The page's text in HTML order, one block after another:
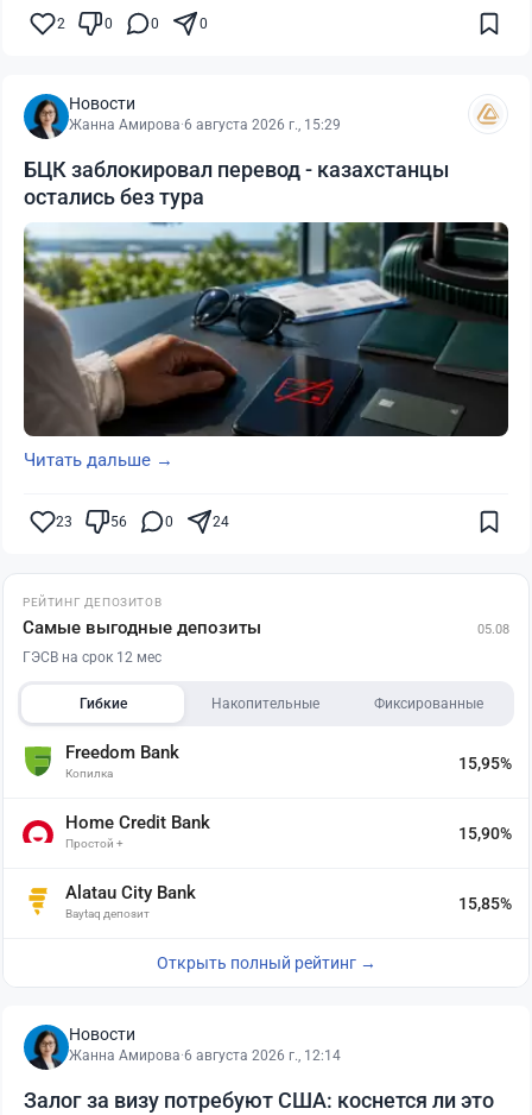
2 0 0 0
Новости
Жанна Амирова·6 августа 2026 г., 15:29
БЦК заблокировал перевод - казахстанцы
остались без тура
Читать дальше →
23 56 0 24
РЕЙТИНГ ДЕПОЗИТОВ
Самые выгодные депозиты 05.08
ГЭСВ на срок 12 мес
Гибкие Накопительные Фиксированные
Freedom Bank
Копилка
15,95%
Home Credit Bank
Простой +
15,90%
Alatau City Bank
Baytaq депозит
15,85%
Открыть полный рейтинг →
Новости
Жанна Амирова·6 августа 2026 г., 12:14
Залог за визу потребуют США: коснется ли это